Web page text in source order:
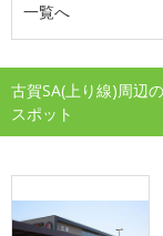
一覧へ
古賀SA(上り線)周辺
スポット